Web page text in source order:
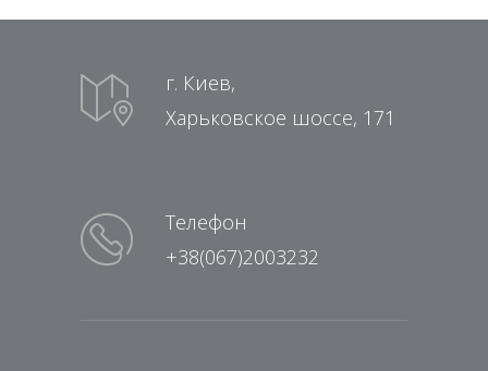
г. Киев,
Харьковское шоссе, 171
Телефон
+38(067)2003232